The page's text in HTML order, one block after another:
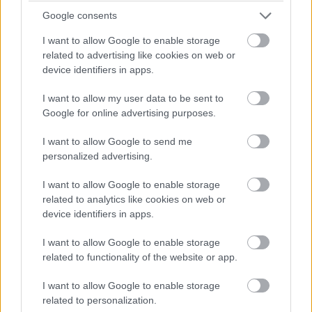
Google consents
I want to allow Google to enable storage
related to advertising like cookies on web or
device identifiers in apps.
I want to allow my user data to be sent to
Google for online advertising purposes.
I want to allow Google to send me
personalized advertising.
I want to allow Google to enable storage
related to analytics like cookies on web or
device identifiers in apps.
I want to allow Google to enable storage
related to functionality of the website or app.
I want to allow Google to enable storage
related to personalization.
Lindbladon. Verstappen viszont egyelőre messze a hetedik
helyen haladó Gaslytól.
Russell viszont fokozatosan közelít Piastrira, már csak fél
A visszajátszásból látszik, hogy Antonelli borzalmasan
visszafulladt a startnál és kiforogtak a kerekei, de a győzelmi
esélyeit legalább ennyire rontja, hogy körök óta nem boldogul
Verstappen vetődött be a hajtűben Lindblad mellé, feljött
nyolcadiknak a holland.